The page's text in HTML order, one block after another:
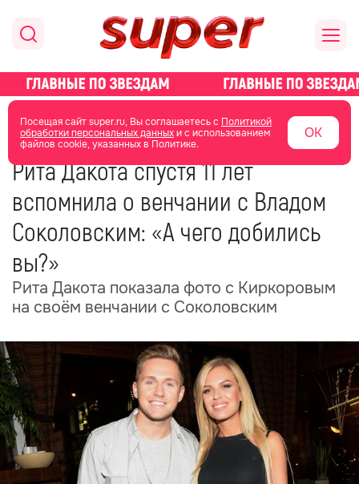
Посещая сайт super.ru, Вы соглашаетесь с Политикой
обработки персональных данныхи с использованием
файлов cookie, указанных в Политике.
ОК
главная новости о звездах новости
05 июня 12:06
Рита Дакота спустя 11 лет
вспомнила о венчании с Владом
Соколовским: «А чего добились
вы?»
Рита Дакота показала фото с Киркоровым
на своём венчании с Соколовским